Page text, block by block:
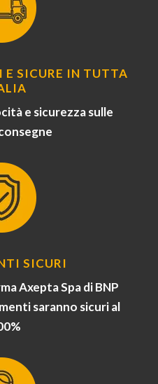
E SICURE IN TUTTA
e sicurezza sulle
SICURI
Axepta Spa di BNP
saranno sicuri al